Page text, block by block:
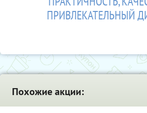
ПРИВЛЕКАТЕЛЬНЫЙ
Похожие акции: